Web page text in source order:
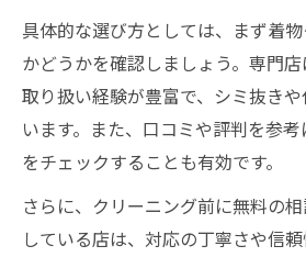
口コミで評判の着物クリ
着物クリーニングの満足
失敗体験から見る着物ク
着物クリーニング体験者
具体的な選び方としては、まず着
かどうかを確認しましょう。専門
取り扱い経験が豊富で、シミ抜き
います。また、口コミや評判を参
をチェックすることも有効です。
さらに、クリーニング前に無料の
している店は、対応の丁寧さや信